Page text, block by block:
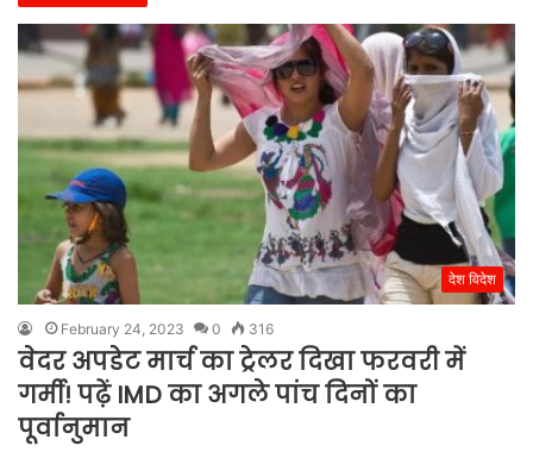
देश विदेश
February 24, 2023 0 316
वेदर अपडेट मार्च का ट्रेलर दिखा फरवरी में
गर्मी! पढ़ें IMD का अगले पांच दिनों का
पूर्वानुमान